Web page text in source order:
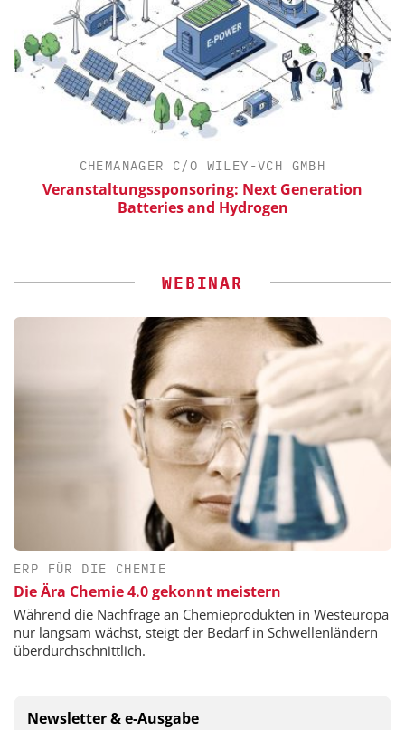
CHEMANAGER C/O WILEY-VCH GMBH
Veranstaltungssponsoring: Next Generation
Batteries and Hydrogen
WEBINAR
ERP FÜR DIE CHEMIE
Die Ära Chemie 4.0 gekonnt meistern
Während die Nachfrage an Chemieprodukten in Westeuropa
nur langsam wächst, steigt der Bedarf in Schwellenländern
überdurchschnittlich.
Newsletter & e-Ausgabe